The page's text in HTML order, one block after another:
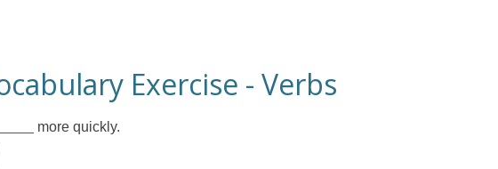
Exercise - Verbs
more quickly.